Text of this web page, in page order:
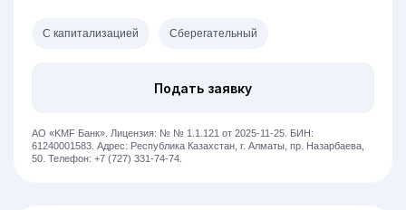
Подать заявку
С капитализацией Сберегательный
АО «KMF Банк». Лицензия: № № 1.1.121 от 2025-11-25. БИН:
61240001583. Адрес: Республика Казахстан, ​г. Алматы, пр. Назарбаева,
50. Телефон: +7 (727) 331-74-74.